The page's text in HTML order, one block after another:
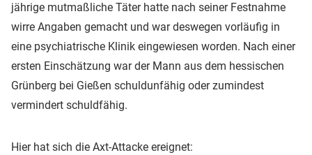
jährige mutmaßliche Täter hatte nach seiner Festnahme
wirre Angaben gemacht und war deswegen vorläufig in
eine psychiatrische Klinik eingewiesen worden. Nach einer
ersten Einschätzung war der Mann aus dem hessischen
Grünberg bei Gießen schuldunfähig oder zumindest
vermindert schuldfähig.
Hier hat sich die Axt-Attacke ereignet: